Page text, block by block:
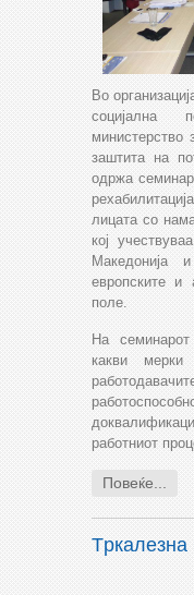
Во
социјална
министерство
заштита на
одржа
лицата со
кој
Македонија
европските и
поле.
На
какви
работниот
Повеќе...
Tркалезна